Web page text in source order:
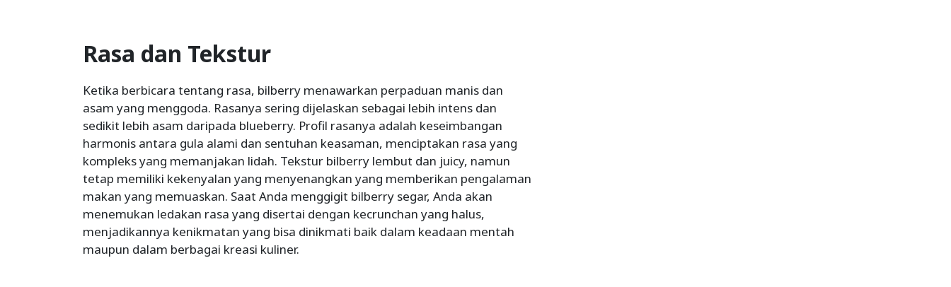
Rasa dan Tekstur
Ketika berbicara tentang rasa, bilberry menawarkan perpaduan manis dan
asam yang menggoda. Rasanya sering dijelaskan sebagai lebih intens dan
sedikit lebih asam daripada blueberry. Profil rasanya adalah keseimbangan
harmonis antara gula alami dan sentuhan keasaman, menciptakan rasa yang
kompleks yang memanjakan lidah. Tekstur bilberry lembut dan juicy, namun
tetap memiliki kekenyalan yang menyenangkan yang memberikan pengalaman
makan yang memuaskan. Saat Anda menggigit bilberry segar, Anda akan
menemukan ledakan rasa yang disertai dengan kecrunchan yang halus,
menjadikannya kenikmatan yang bisa dinikmati baik dalam keadaan mentah
maupun dalam berbagai kreasi kuliner.